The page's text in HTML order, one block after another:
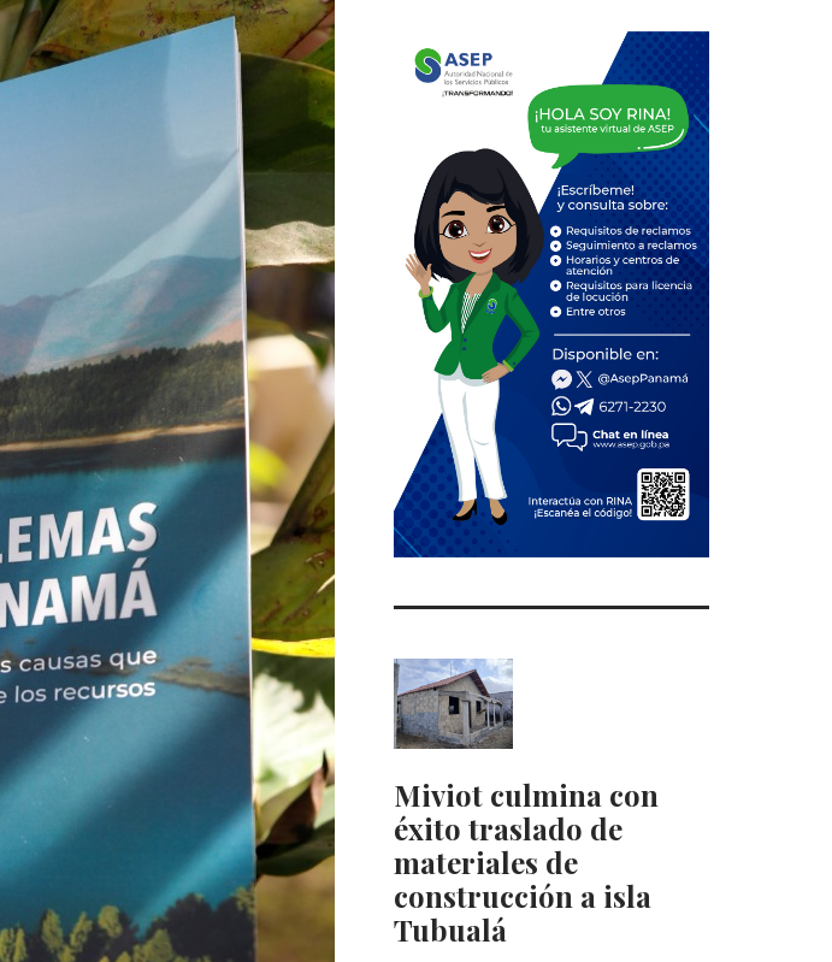
Miviot culmina con
éxito traslado de
materiales de
construcción a isla
Tubualá